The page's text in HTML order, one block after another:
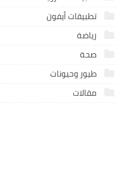
تطبيقات أيفون
رياضة
صحة
طيور وحيونات
مقالات